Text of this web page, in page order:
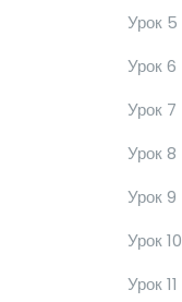
Урок 5
Урок 6
Урок 7
Урок 8
Урок 9
Урок 10
Урок 11